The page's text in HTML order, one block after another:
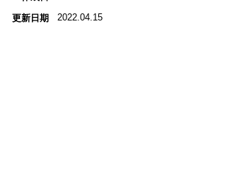
更新日期 2022.04.15